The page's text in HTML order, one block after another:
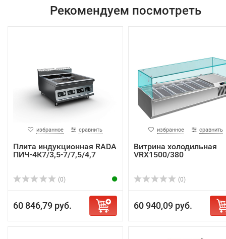
Рекомендуем посмотреть
избранное сравнить
Плита индукционная RADA
ПИЧ-4К7/3,5-7/7,5/4,7
(0)
60 846,79 руб.
избранное сравнить
Витрина холодильная
VRX1500/380
(0)
60 940,09 руб.